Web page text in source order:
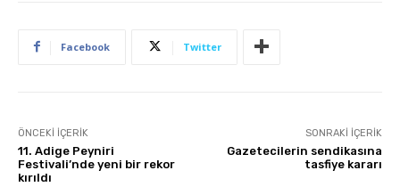
Facebook Twitter
ÖNCEKI İÇERIK
11. Adige Peyniri
Festivali’nde yeni bir rekor
kırıldı
SONRAKI İÇERIK
Gazetecilerin sendikasına
tasfiye kararı